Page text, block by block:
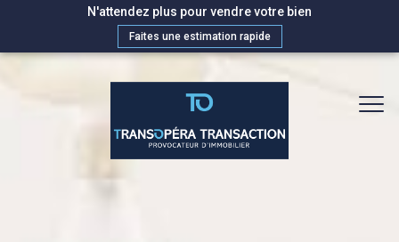
N'attendez plus pour vendre votre bien
Faites une estimation rapide